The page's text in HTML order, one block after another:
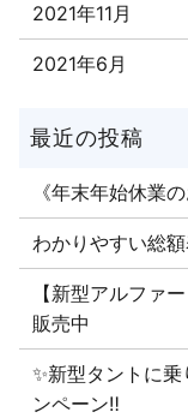
2021年11月
2021年6月
《年末年始休業
わかりやすい総
【新型アルファ
販売中
✨新型タントに乗
ンペーン‼